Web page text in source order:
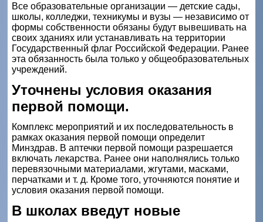
Все образовательные организации — детские сады,
школы, колледжи, техникумы и вузы — независимо от
формы собственности обязаны будут вывешивать на
своих зданиях или устанавливать на территории
Государственный флаг Российской Федерации. Ранее
эта обязанность была только у общеобразовательных
учреждений.
Уточнены условия оказания
первой помощи.
Комплекс мероприятий и их последовательность в
рамках оказания первой помощи определит
Минздрав. В аптечки первой помощи разрешается
включать лекарства. Ранее они наполнялись только
перевязочными материалами, жгутами, масками,
перчатками и т. д. Кроме того, уточняются понятие и
условия оказания первой помощи.
В школах введут новые